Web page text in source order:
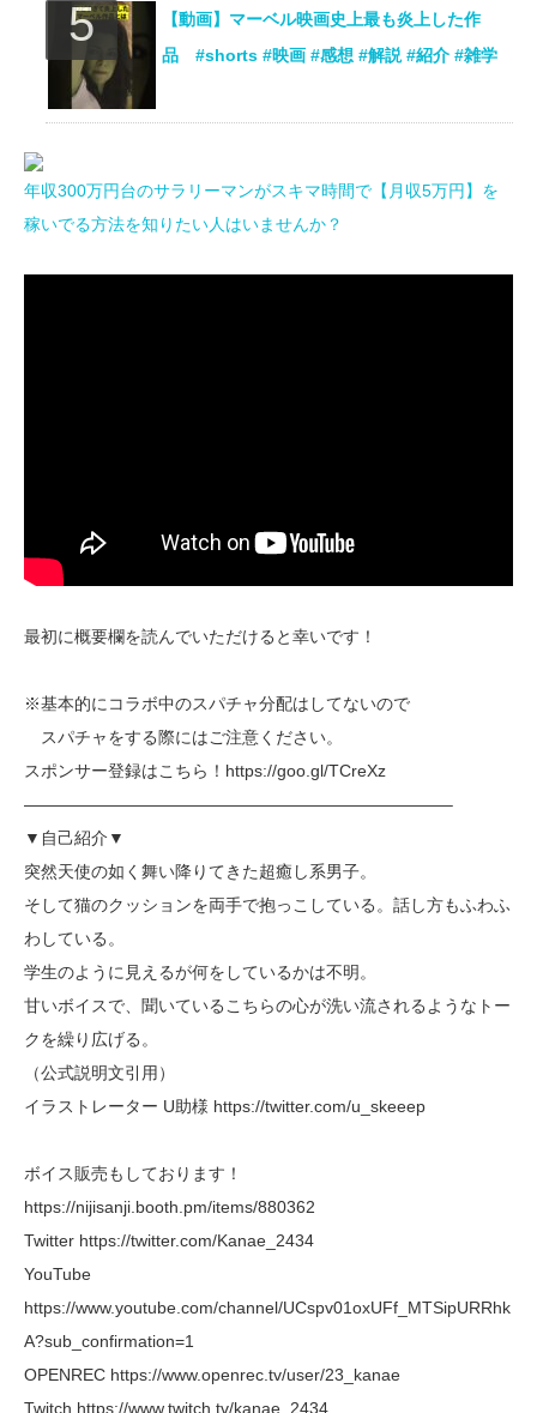
【動画】マーベル映画史上最も炎上した作
品 #shorts #映画 #感想 #解説 #紹介 #雑学
年収300万円台のサラリーマンがスキマ時間で【月収5万円】を
稼いでる方法を知りたい人はいませんか？
最初に概要欄を読んでいただけると幸いです！
※基本的にコラボ中のスパチャ分配はしてないので
スパチャをする際にはご注意ください。
スポンサー登録はこちら！https://goo.gl/TCreXz
—————————————————————————–
▼自己紹介▼
突然天使の如く舞い降りてきた超癒し系男子。
そして猫のクッションを両手で抱っこしている。話し方もふわふ
わしている。
学生のように見えるが何をしているかは不明。
甘いボイスで、聞いているこちらの心が洗い流されるようなトー
クを繰り広げる。
（公式説明文引用）
イラストレーター U助様 https://twitter.com/u_skeeep
ボイス販売もしております！
https://nijisanji.booth.pm/items/880362
Twitter https://twitter.com/Kanae_2434
YouTube
https://www.youtube.com/channel/UCspv01oxUFf_MTSipURRhk
A?sub_confirmation=1
OPENREC https://www.openrec.tv/user/23_kanae
Twitch https://www.twitch.tv/kanae_2434